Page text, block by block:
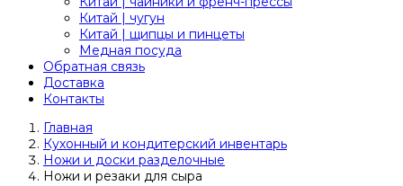
Китай | чугун
Китай | щипцы и пинцеты
Медная посуда
Обратная связь
Доставка
Контакты
Главная
Кухонный и кондитерский инвентарь
Ножи и доски разделочные
Ножи и резаки для сыра